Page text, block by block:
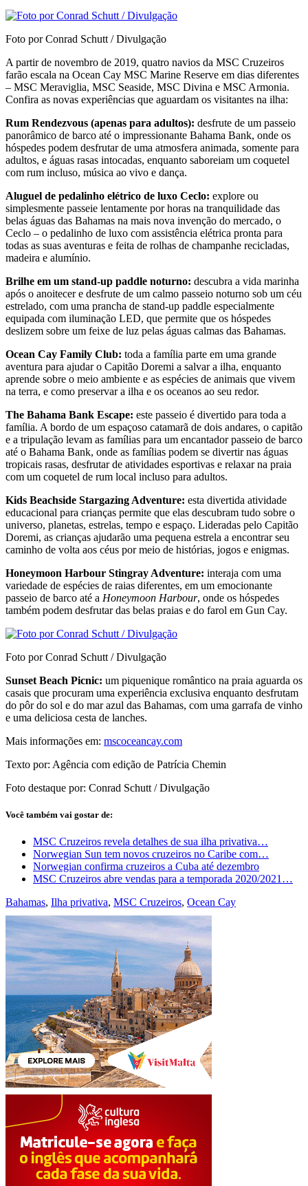
Foto por Conrad Schutt / Divulgação
A partir de novembro de 2019, quatro navios da MSC Cruzeiros
farão escala na Ocean Cay MSC Marine Reserve em dias diferentes
– MSC Meraviglia, MSC Seaside, MSC Divina e MSC Armonia.
Confira as novas experiências que aguardam os visitantes na ilha:
Rum Rendezvous (apenas para adultos): desfrute de um passeio
panorâmico de barco até o impressionante Bahama Bank, onde os
hóspedes podem desfrutar de uma atmosfera animada, somente para
adultos, e águas rasas intocadas, enquanto saboreiam um coquetel
com rum incluso, música ao vivo e dança.
Aluguel de pedalinho elétrico de luxo Ceclo: explore ou
simplesmente passeie lentamente por horas na tranquilidade das
belas águas das Bahamas na mais nova invenção do mercado, o
Ceclo – o pedalinho de luxo com assistência elétrica pronta para
todas as suas aventuras e feita de rolhas de champanhe recicladas,
madeira e alumínio.
Brilhe em um stand-up paddle noturno: descubra a vida marinha
após o anoitecer e desfrute de um calmo passeio noturno sob um céu
estrelado, com uma prancha de stand-up paddle especialmente
equipada com iluminação LED, que permite que os hóspedes
deslizem sobre um feixe de luz pelas águas calmas das Bahamas.
Ocean Cay Family Club: toda a família parte em uma grande
aventura para ajudar o Capitão Doremi a salvar a ilha, enquanto
aprende sobre o meio ambiente e as espécies de animais que vivem
na terra, e como preservar a ilha e os oceanos ao seu redor.
The Bahama Bank Escape: este passeio é divertido para toda a
família. A bordo de um espaçoso catamarã de dois andares, o capitão
e a tripulação levam as famílias para um encantador passeio de barco
até o Bahama Bank, onde as famílias podem se divertir nas águas
tropicais rasas, desfrutar de atividades esportivas e relaxar na praia
com um coquetel de rum local incluso para adultos.
Kids Beachside Stargazing Adventure: esta divertida atividade
educacional para crianças permite que elas descubram tudo sobre o
universo, planetas, estrelas, tempo e espaço. Lideradas pelo Capitão
Doremi, as crianças ajudarão uma pequena estrela a encontrar seu
caminho de volta aos céus por meio de histórias, jogos e enigmas.
Honeymoon Harbour Stingray Adventure: interaja com uma
variedade de espécies de raias diferentes, em um emocionante
passeio de barco até a Honeymoon Harbour, onde os hóspedes
também podem desfrutar das belas praias e do farol em Gun Cay.
Foto por Conrad Schutt / Divulgação
Sunset Beach Picnic: um piquenique romântico na praia aguarda os
casais que procuram uma experiência exclusiva enquanto desfrutam
do pôr do sol e do mar azul das Bahamas, com uma garrafa de vinho
e uma deliciosa cesta de lanches.
Mais informações em: mscoceancay.com
Texto por: Agência com edição de Patrícia Chemin
Foto destaque por: Conrad Schutt / Divulgação
Você também vai gostar de:
MSC Cruzeiros revela detalhes de sua ilha privativa…
Norwegian Sun tem novos cruzeiros no Caribe com…
Norwegian confirma cruzeiros a Cuba até dezembro
MSC Cruzeiros abre vendas para a temporada 2020/2021…
Bahamas, Ilha privativa, MSC Cruzeiros, Ocean Cay